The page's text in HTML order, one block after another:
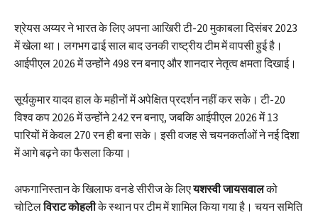
श्रेयस अय्यर ने भारत के लिए अपना आखिरी टी-20 मुकाबला दिसंबर 2023
में खेला था। लगभग ढाई साल बाद उनकी राष्ट्रीय टीम में वापसी हुई है।
आईपीएल 2026 में उन्होंने 498 रन बनाए और शानदार नेतृत्व क्षमता दिखाई।
सूर्यकुमार यादव हाल के महीनों में अपेक्षित प्रदर्शन नहीं कर सके। टी-20
विश्व कप 2026 में उन्होंने 242 रन बनाए, जबकि आईपीएल 2026 में 13
पारियों में केवल 270 रन ही बना सके। इसी वजह से चयनकर्ताओं ने नई दिशा
में आगे बढ़ने का फैसला किया।
अफगानिस्तान के खिलाफ वनडे सीरीज के लिएयशस्वी जायसवालको
चोटिलविराट कोहलीके स्थान पर टीम में शामिल किया गया है। चयन समिति